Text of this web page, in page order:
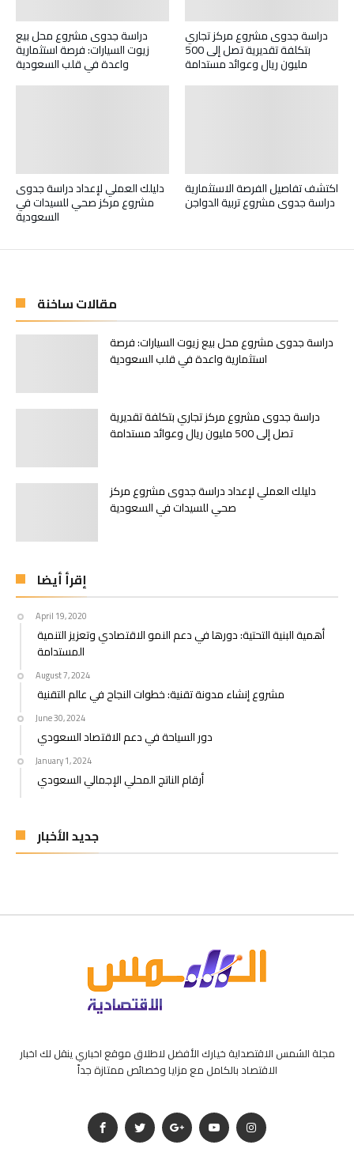
دراسة جدوى مشروع محل بيع
زيوت السيارات: فرصة استثمارية
واعدة في قلب السعودية
دراسة جدوى مشروع مركز تجاري
بتكلفة تقديرية تصل إلى 500
مليون ريال وعوائد مستدامة
دليلك العملي لإعداد دراسة جدوى
مشروع مركز صحي للسيدات في
السعودية
اكتشف تفاصيل الفرصة الاستثمارية
دراسة جدوى مشروع تربية الدواجن
مقالات ساخنة
دراسة جدوى مشروع محل بيع زيوت السيارات: فرصة
استثمارية واعدة في قلب السعودية
دراسة جدوى مشروع مركز تجاري بتكلفة تقديرية
تصل إلى 500 مليون ريال وعوائد مستدامة
دليلك العملي لإعداد دراسة جدوى مشروع مركز
صحي للسيدات في السعودية
إقرأ أيضا
April 19, 2020
أهمية البنية التحتية: دورها في دعم النمو الاقتصادي وتعزيز التنمية
المستدامة
August 7, 2024
مشروع إنشاء مدونة تقنية: خطوات النجاح في عالم التقنية
June 30, 2024
دور السياحة في دعم الاقتصاد السعودي
January 1, 2024
أرقام الناتج المحلي الإجمالي السعودي
جديد الأخبار
مجلة الشمس الاقتصداية خيارك الأفضل لاطلاق موقع اخباري ينقل لك اخبار
الاقتصاد بالكامل مع مزايا وخصائص ممتازة جداً